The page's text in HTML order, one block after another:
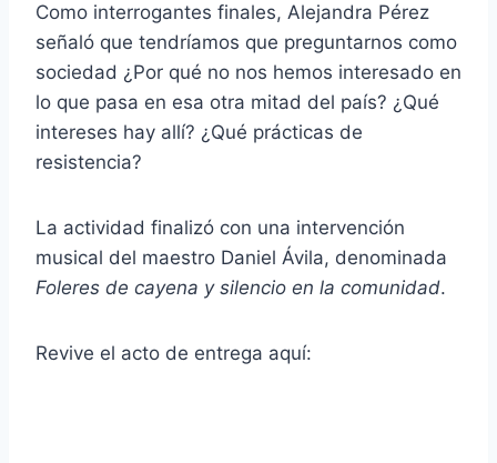
Como interrogantes finales, Alejandra Pérez
señaló que tendríamos que preguntarnos como
sociedad ¿Por qué no nos hemos interesado en
lo que pasa en esa otra mitad del país? ¿Qué
intereses hay allí? ¿Qué prácticas de
resistencia?
La actividad finalizó con una intervención
musical del maestro Daniel Ávila, denominada
Foleres de cayena y silencio en la comunidad.
Revive el acto de entrega aquí: